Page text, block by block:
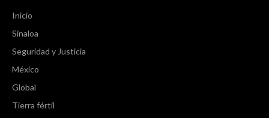
Inicio
Sinaloa
Seguridad y Justicia
México
Global
Tierra fértil